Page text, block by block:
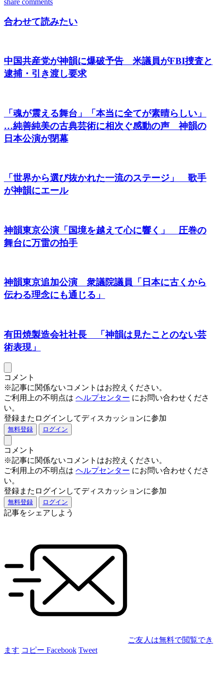
share comments
合わせて読みたい
中国共産党が神韻に爆破予告 米議員がFBI捜査と
逮捕・引き渡し要求
「魂が震える舞台」「本当に全てが素晴らしい」
…純善純美の古典芸術に相次ぐ感動の声 神韻の
日本公演が閉幕
「世界から選び抜かれた一流のステージ」 歌手
が神韻にエール
神韻東京公演「国境を越えて心に響く」 圧巻の
舞台に万雷の拍手
神韻東京追加公演 衆議院議員「日本に古くから
伝わる理念にも通じる」
有田焼製造会社社長 「神韻は見たことのない芸
術表現」
コメント
※記事に関係ないコメントはお控えください。
ご利用上の不明点は ヘルプセンター にお問い合わせくださ
い。
登録またログインしてディスカッションに参加
無料登録 ログイン
コメント
※記事に関係ないコメントはお控えください。
ご利用上の不明点は ヘルプセンター にお問い合わせくださ
い。
登録またログインしてディスカッションに参加
無料登録 ログイン
記事をシェアしよう
ご友人は無料で閲覧でき
ます コピー Facebook Tweet